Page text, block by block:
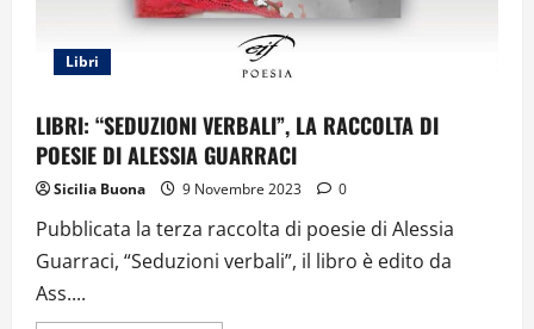
Libri
LIBRI: “SEDUZIONI VERBALI”, LA RACCOLTA DI
POESIE DI ALESSIA GUARRACI
Sicilia Buona 9 Novembre 2023 0
Pubblicata la terza raccolta di poesie di Alessia
Guarraci, “Seduzioni verbali”, il libro è edito da
Ass....